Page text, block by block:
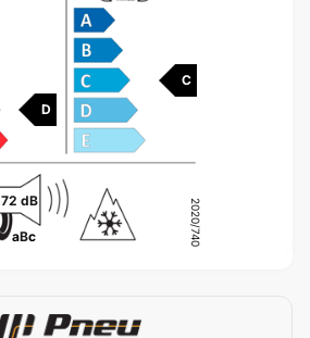
D
C
72 dB 2020/740
aBc